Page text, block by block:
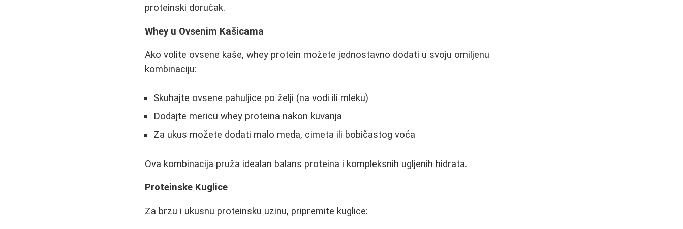
proteinski doručak.
Whey u Ovsenim Kašicama
Ako volite ovsene kaše, whey protein možete jednostavno dodati u svoju omiljenu
kombinaciju:
Skuhajte ovsene pahuljice po želji (na vodi ili mleku)
Dodajte mericu whey proteina nakon kuvanja
Za ukus možete dodati malo meda, cimeta ili bobičastog voća
Ova kombinacija pruža idealan balans proteina i kompleksnih ugljenih hidrata.
Proteinske Kuglice
Za brzu i ukusnu proteinsku uzinu, pripremite kuglice: